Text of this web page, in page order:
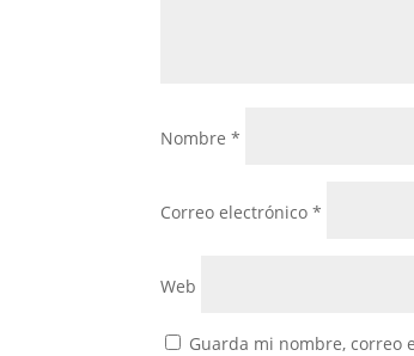
Nombre*
Correo electrónico*
Web
Guarda mi nombre, correo